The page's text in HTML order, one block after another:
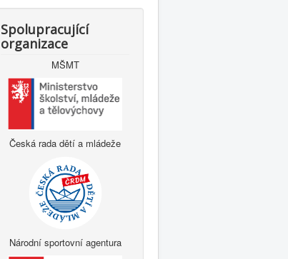
Spolupracující
organizace
MŠMT
Česká rada dětí a mládeže
Národní sportovní agentura